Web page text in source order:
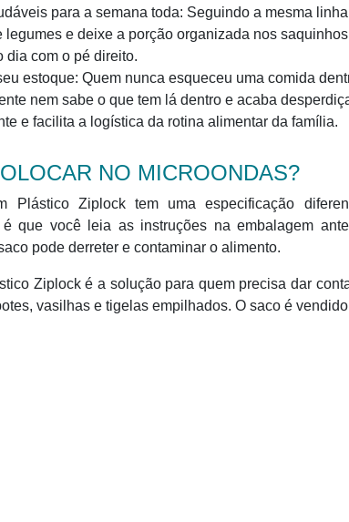
para a semana toda: Seguindo a mesma
legumes e deixe a porção organizada nos
dia com o pé direito.
estoque: Quem nunca esqueceu uma comida
nem sabe o que tem lá dentro e acaba
e facilita a logística da rotina alimentar da família.
NO MICROONDAS?
Plástico Ziplock tem uma especificação
é que você leia as instruções na embalagem
pode derreter e contaminar o alimento.
Ziplock é a solução para quem precisa dar
vasilhas e tigelas empilhados. O saco é